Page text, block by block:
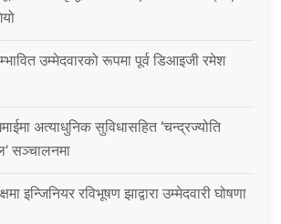
उम्मेदवारको रूपमा पूर्व डिआइजी रमेश
अत्याधुनिक सुविधासहित ‘चन्द्रज्योति
सञ्चालनमा
इन्जिनियर रविभूषण झाद्वारा उम्मेदवारी घोषणा